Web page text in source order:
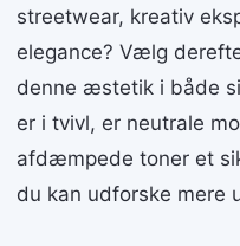
streetwear, kreativ
elegance? Vælg
denne æstetik i både
er i tvivl, er neutrale
afdæmpede toner et
du kan udforske mere